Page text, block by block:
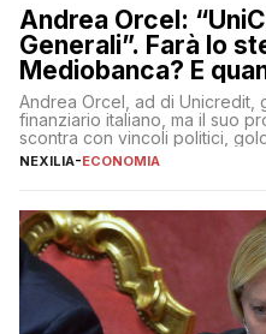
Andrea Orcel:
Generali”. Farà lo
Mediobanca? E
Andrea Orcel, ad di Unicredit,
finanziario italiano, ma il suo
scontra con vincoli politici,
protezionistiche. Orcel e la
NEXILIA-ECONOMIA